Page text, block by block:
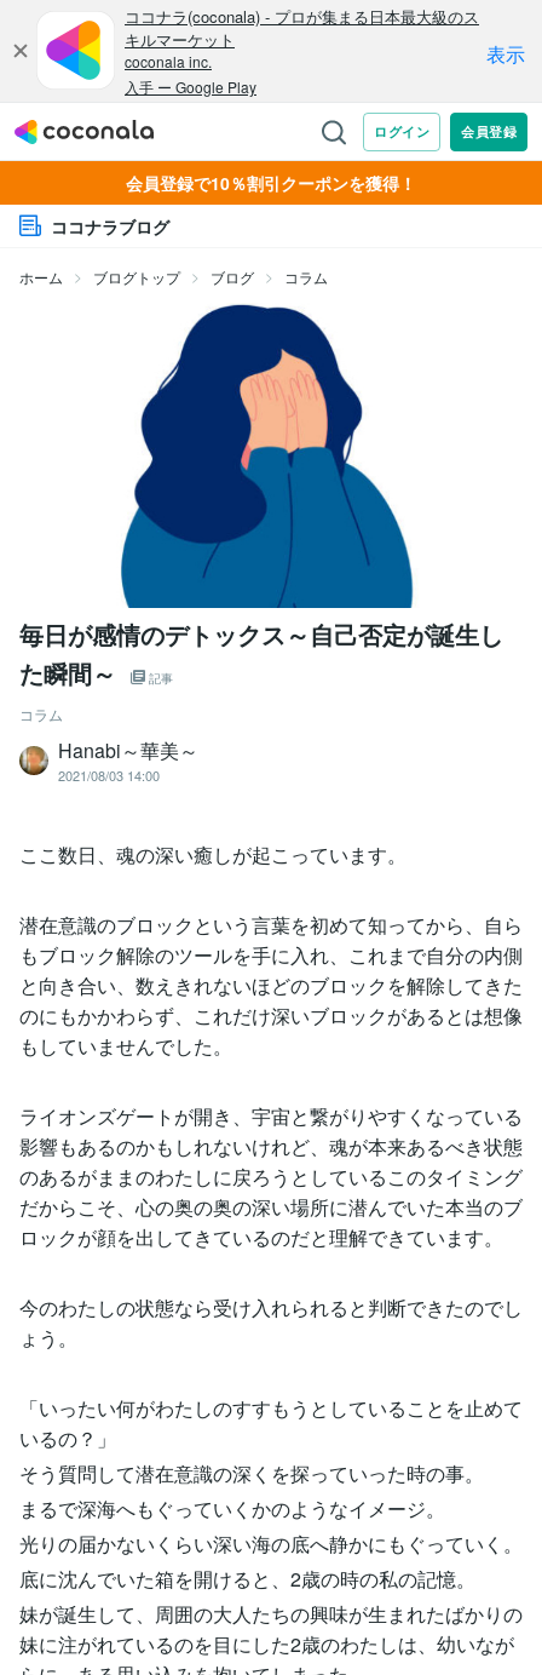
会員登録で10％割引クーポンを獲得！
ココナラブログ
ホーム ブログトップ ブログ コラム
毎日が感情のデトックス～自己否定が誕生し
た瞬間～
記事
コラム
Hanabi～華美～
2021/08/03 14:00
ここ数日、魂の深い癒しが起こっています。
潜在意識のブロックという言葉を初めて知ってから、自ら
もブロック解除のツールを手に入れ、これまで自分の内側
と向き合い、数えきれないほどのブロックを解除してきた
のにもかかわらず、これだけ深いブロックがあるとは想像
もしていませんでした。
ライオンズゲートが開き、宇宙と繋がりやすくなっている
影響もあるのかもしれないけれど、魂が本来あるべき状態
のあるがままのわたしに戻ろうとしているこのタイミング
だからこそ、心の奥の奥の深い場所に潜んでいた本当のブ
ロックが顔を出してきているのだと理解できています。
今のわたしの状態なら受け入れられると判断できたのでし
ょう。
「いったい何がわたしのすすもうとしていることを止めて
いるの？」
そう質問して潜在意識の深くを探っていった時の事。
まるで深海へもぐっていくかのようなイメージ。
光りの届かないくらい深い海の底へ静かにもぐっていく。
底に沈んでいた箱を開けると、2歳の時の私の記憶。
妹が誕生して、周囲の大人たちの興味が生まれたばかりの
妹に注がれているのを目にした2歳のわたしは、幼いなが